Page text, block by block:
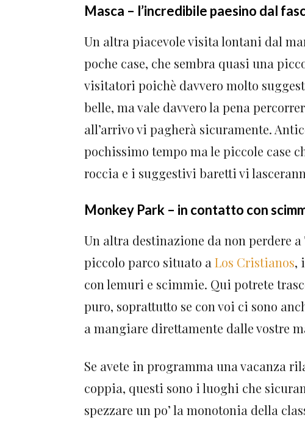
Masca – l’incredibile paesino dal
Un altra piacevole visita lontani dal
poche case, che sembra quasi una
visitatori poichè davvero molto
belle, ma vale davvero la pena
all’arrivo vi pagherà sicuramente.
pochissimo tempo ma le piccole case
roccia e i suggestivi baretti vi
Monkey Park – in contatto con
Un altra destinazione da non perdere a
piccolo parco situato aLos Cristianos,
con lemuri e scimmie. Qui potrete
puro, soprattutto se con voi ci sono
a mangiare direttamente dalle vostre
Se avete in programma una vacanza
coppia, questi sono i luoghi che
spezzare un po’ la monotonia della